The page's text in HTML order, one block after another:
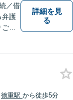
／借
弁護
と
高
と
談く
詳細を見
る
徳重駅 から徒歩5分